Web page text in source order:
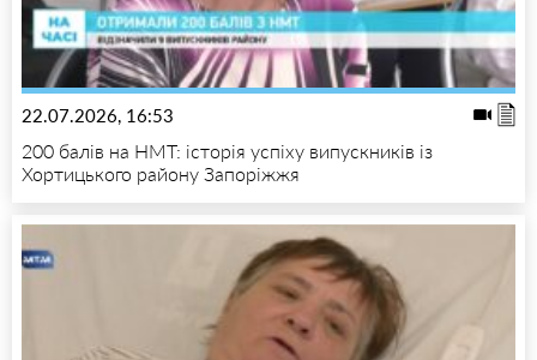
22.07.2026, 16:53
200 балів на НМТ: історія успіху випускників із
Хортицького району Запоріжжя